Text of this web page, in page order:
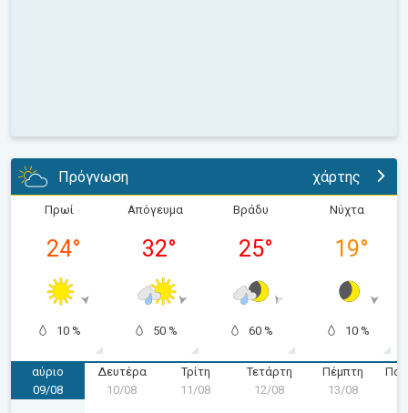
Πρόγνωση χάρτης
Πρωί
24°
10 %
Απόγευμα
32°
50 %
Βράδυ
25°
60 %
Νύχτα
19°
10 %
αύριο
Κυριακή 09/08
09/08
Δευτέρα
Δευτέρα 10/08
10/08
Τρίτη
11/08
Τετάρτη
Τετάρτη 12/08
12/08
Πέμπτη
13/08